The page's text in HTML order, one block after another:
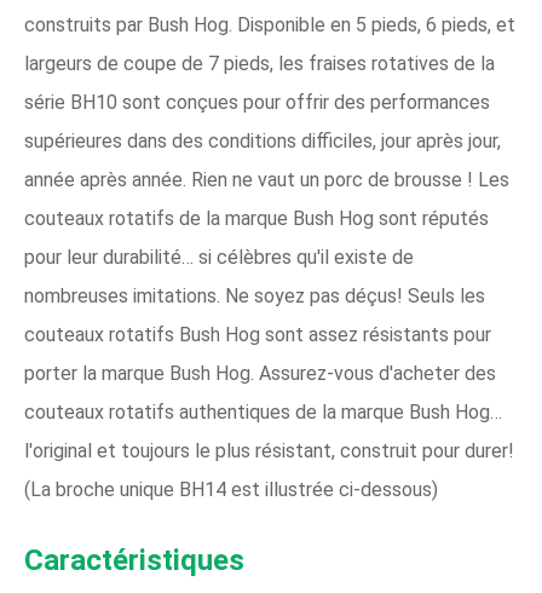
construits par Bush Hog. Disponible en 5 pieds, 6 pieds, et
largeurs de coupe de 7 pieds, les fraises rotatives de la
série BH10 sont conçues pour offrir des performances
supérieures dans des conditions difficiles, jour après jour,
année après année. Rien ne vaut un porc de brousse ! Les
couteaux rotatifs de la marque Bush Hog sont réputés
pour leur durabilité… si célèbres qu'il existe de
nombreuses imitations. Ne soyez pas déçus! Seuls les
couteaux rotatifs Bush Hog sont assez résistants pour
porter la marque Bush Hog. Assurez-vous d'acheter des
couteaux rotatifs authentiques de la marque Bush Hog…
l'original et toujours le plus résistant, construit pour durer!
(La broche unique BH14 est illustrée ci-dessous)
Caractéristiques